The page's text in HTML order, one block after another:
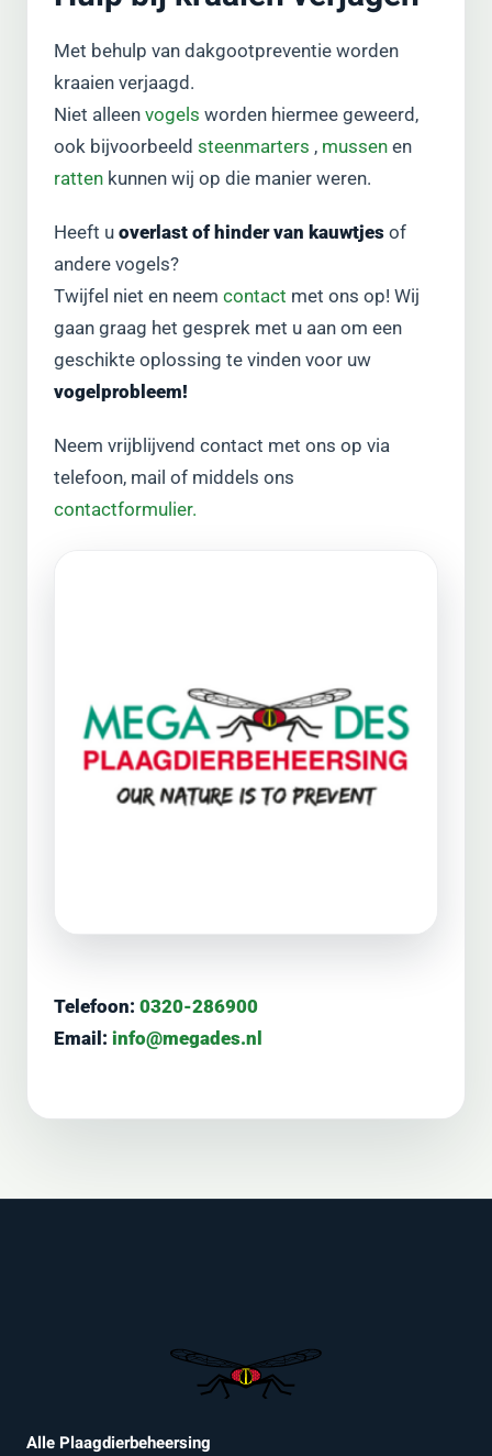
Met behulp van dakgootpreventie worden
kraaien verjaagd.
Niet alleen vogels worden hiermee geweerd,
ook bijvoorbeeld steenmarters , mussen en
ratten kunnen wij op die manier weren.
Heeft u overlast of hinder van kauwtjes of
andere vogels?
Twijfel niet en neem contact met ons op! Wij
gaan graag het gesprek met u aan om een
geschikte oplossing te vinden voor uw
vogelprobleem!
Neem vrijblijvend contact met ons op via
telefoon, mail of middels ons
contactformulier.
Telefoon: 0320-286900
Email: info@megades.nl
Alle Plaagdierbeheersing